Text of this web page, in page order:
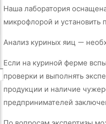
Наша лаборатория
микрофлорой и установить
Анализ куриных яиц —
Если на куриной ферме
проверки и выполнять
продукции и наличие
предпринимателей